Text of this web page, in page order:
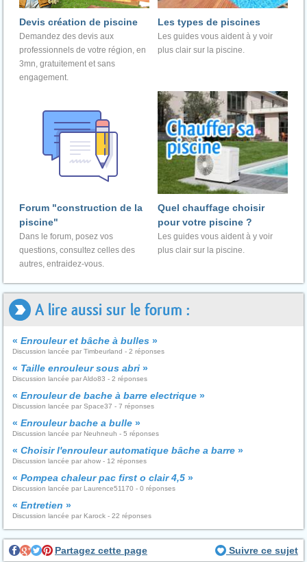
Devis création de piscine
Demandez des devis aux
professionnels de votre région, en
3mn, gratuitement et sans
engagement.
Les types de piscines
Les guides vous aident à y voir
plus clair sur la piscine.
Forum "construction de la
piscine"
Dans le forum, posez vos
questions, consultez celles des
autres, entraidez-vous.
Quel chauffage choisir
pour votre piscine ?
Les guides vous aident à y voir
plus clair sur la piscine.
A lire aussi sur le forum :
« Enrouleur et bâche à bulles »
Discussion lancée par Timbeurland - 2 réponses
« Taille enrouleur sous abri »
Discussion lancée par Aldo83 - 2 réponses
« Enrouleur de bache à barre electrique »
Discussion lancée par Space37 - 7 réponses
« Enrouleur bache a bulle »
Discussion lancée par Neuhneuh - 5 réponses
« Choisir l'enrouleur automatique bâche a barre »
Discussion lancée par ahow - 12 réponses
« Pompea chaleur pac first o clair 4,5 »
Discussion lancée par Laurence51170 - 0 réponses
« Entretien »
Discussion lancée par Karock - 22 réponses
Partagez cette page Suivre ce sujet